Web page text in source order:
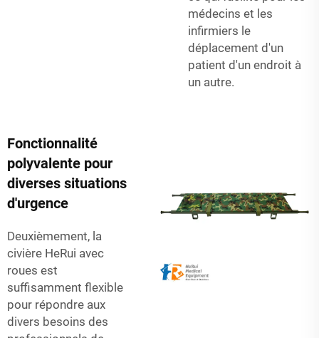
médecins et les
infirmiers le
déplacement d'un
patient d'un endroit à
un autre.
Fonctionnalité
polyvalente pour
diverses situations
d'urgence
Deuxièmement, la
civière HeRui avec
roues est
suffisamment flexible
pour répondre aux
divers besoins des